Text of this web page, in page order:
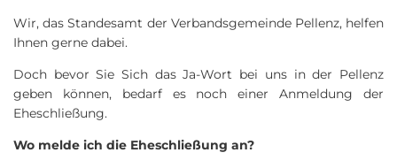
Wir, das Standesamt der Verbandsgemeinde Pellenz, helfen
Ihnen gerne dabei.
Doch bevor Sie Sich das Ja-Wort bei uns in der Pellenz
geben können, bedarf es noch einer Anmeldung der
Eheschließung.
Wo melde ich die Eheschließung an?